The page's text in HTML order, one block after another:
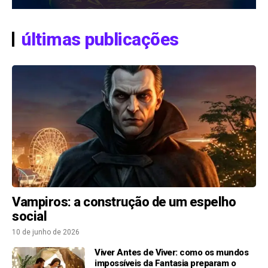
últimas publicações
Vampiros: a construção de um espelho
social
10 de junho de 2026
Viver Antes de Viver: como os mundos
impossíveis da Fantasia preparam o